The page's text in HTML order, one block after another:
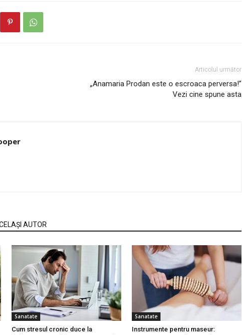
Articolul următor
„Anamaria Prodan este o escroaca perversa!”
Vezi cine spune asta
AUTOR
Sanatate
Cum stresul cronic duce la
Sanatate
Instrumente pentru maseur: